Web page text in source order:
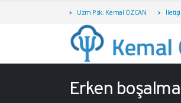
Uzm.Psk. Kemal ÖZCAN
Erken